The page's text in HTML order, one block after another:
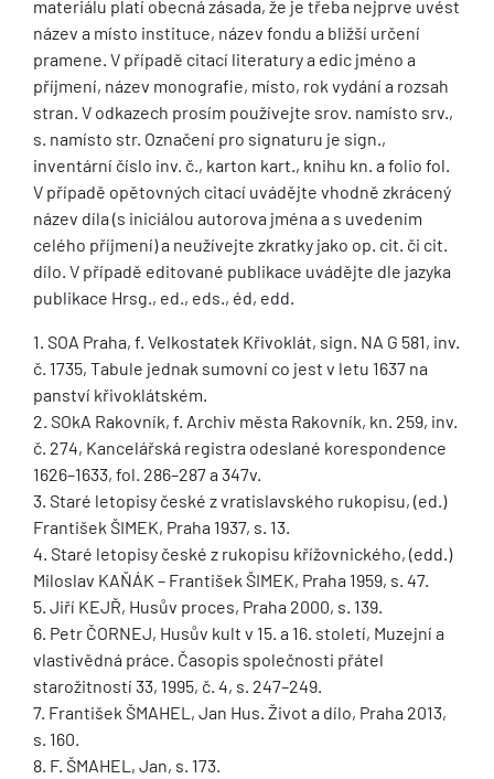
materiálu platí obecná zásada, že je třeba nejprve uvést
název a místo instituce, název fondu a bližší určení
pramene. V případě citací literatury a edic jméno a
příjmení, název monografie, místo, rok vydání a rozsah
stran. V odkazech prosím používejte srov. namísto srv.,
s. namísto str. Označení pro signaturu je sign.,
inventární číslo inv. č., karton kart., knihu kn. a folio fol.
V případě opětovných citací uvádějte vhodně zkrácený
název díla (s iniciálou autorova jména a s uvedením
celého příjmení) a neužívejte zkratky jako op. cit. či cit.
dílo. V případě editované publikace uvádějte dle jazyka
publikace Hrsg., ed., eds., éd, edd.
1. SOA Praha, f. Velkostatek Křivoklát, sign. NA G 581, inv.
č. 1735, Tabule jednak sumovní co jest v letu 1637 na
panství křivoklátském.
2. SOkA Rakovník, f. Archiv města Rakovník, kn. 259, inv.
č. 274, Kancelářská registra odeslané korespondence
1626–1633, fol. 286–287 a 347v.
3. Staré letopisy české z vratislavského rukopisu, (ed.)
František ŠIMEK, Praha 1937, s. 13.
4. Staré letopisy české z rukopisu křížovnického, (edd.)
Miloslav KAŇÁK – František ŠIMEK, Praha 1959, s. 47.
5. Jiří KEJŘ, Husův proces, Praha 2000, s. 139.
6. Petr ČORNEJ, Husův kult v 15. a 16. století, Muzejní a
vlastivědná práce. Časopis společnosti přátel
starožitností 33, 1995, č. 4, s. 247–249.
7. František ŠMAHEL, Jan Hus. Život a dílo, Praha 2013,
s. 160.
8. F. ŠMAHEL, Jan, s. 173.